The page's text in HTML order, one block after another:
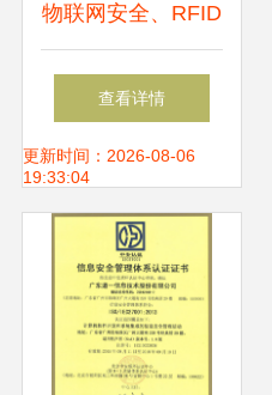
物联网安全、RFID
原理与网络信息安
全技术详解
查看详情
更新时间：2026-08-06
19:33:04